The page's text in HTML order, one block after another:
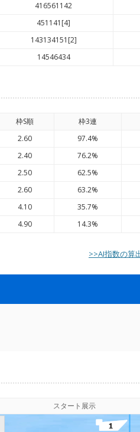
416561142
451141[4]
143134151[2]
14546434
枠S順 枠3連
2.60 97.4%
2.40 76.2%
2.50 62.5%
2.60 63.2%
4.10 35.7%
4.90 14.3%
>>AI指数の算
スタート展示